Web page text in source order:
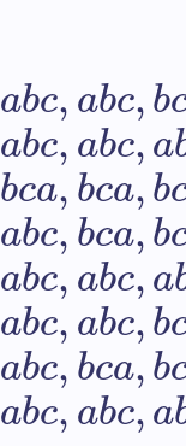
abc,abc,b
abc,abc,a
bca,bca,b
abc,bca,b
abc,abc,a
abc,abc,b
abc,bca,b
abc,abc,a